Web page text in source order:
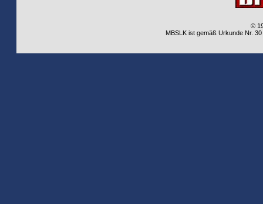
©
MBSLK ist gemäß Urkunde Nr.